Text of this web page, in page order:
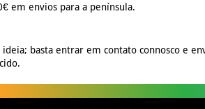
em envios para a península.
basta entrar em contato connosco e